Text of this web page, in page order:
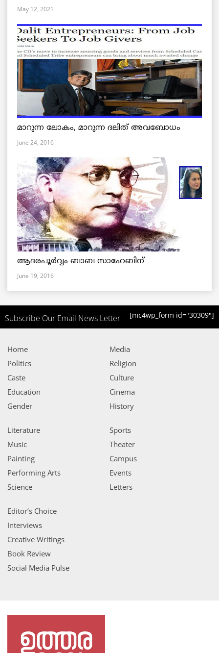
May 12, 2021
മാറുന്ന ലോകം, മാറുന്ന ദലിത് അവബോധം
June 24, 2016
ആദരപൂര്‍വ്വം ബാബ സാഹേബിന്
June 19, 2016
Subscribe Our Email News Letter [mc4wp_form id="30309"]
Home
Politics
Caste
Education
Gender
Media
Religion
Culture
Cinema
History
Literature
Music
Painting
Performing Arts
Science
Sports
Theater
Campus
Events
Letters
Editor’s Choice
Interviews
Creative Writings
Book Review
Social Media Pulse